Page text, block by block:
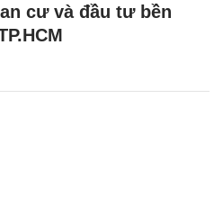
cư và đầu tư bền